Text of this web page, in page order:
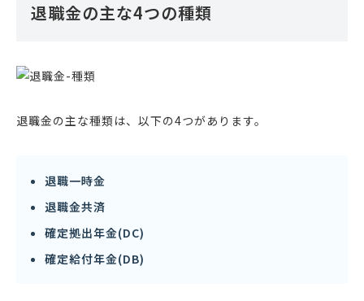
退職金の主な4つの種類
退職金の主な種類は、以下の4つがあります。
退職一時金
退職金共済
確定拠出年金(DC)
確定給付年金(DB)